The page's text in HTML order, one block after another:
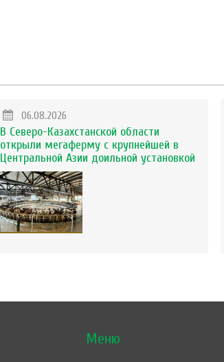
06.08.2026
В Северо-Казахстанской области
открыли мегаферму с крупнейшей в
Центральной Азии доильной установкой
Меню